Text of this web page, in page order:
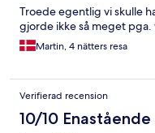
Troede egentlig vi skulle
gjorde ikke så meget pga.
Martin, 4 nätters resa
Verifierad recension
10/10 Enastående